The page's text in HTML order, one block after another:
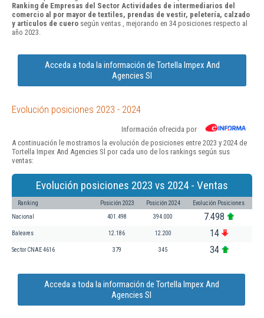
Ranking de Empresas del Sector Actividades de intermediarios del
comercio al por mayor de textiles, prendas de vestir, peletería, calzado
y artículos de cuero según ventas , mejorando en 34 posiciones respecto al
año 2023.
Acceda a toda la información de Tortella Impex And
Agencies Sl
Evolución posiciones 2023 - 2024
Información ofrecida por
A continuación le mostramos la evolución de posiciones entre 2023 y 2024 de
Tortella Impex And Agencies Sl por cada uno de los rankings según sus
ventas:
Evolución posiciones 2023 vs 2024 - Ventas
Ranking Posición 2023 Posición 2024 Evolución Posiciones
Nacional 401.498 394.000 7.498
Baleares 12.186 12.200 14
Sector CNAE 4616 379 345 34
Acceda a toda la información de Tortella Impex And
Agencies Sl